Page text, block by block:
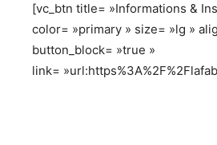
[vc_btn title= »Informations &
color= »primary » size= »lg »
button_block= »true »
link=